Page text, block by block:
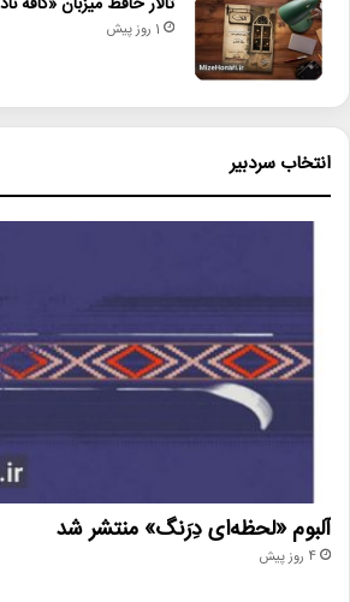
1 روز پیش
انتخاب سردبیر
آلبوم «لحظه‌ای دِرَنگ» منتشر شد
4 روز پیش